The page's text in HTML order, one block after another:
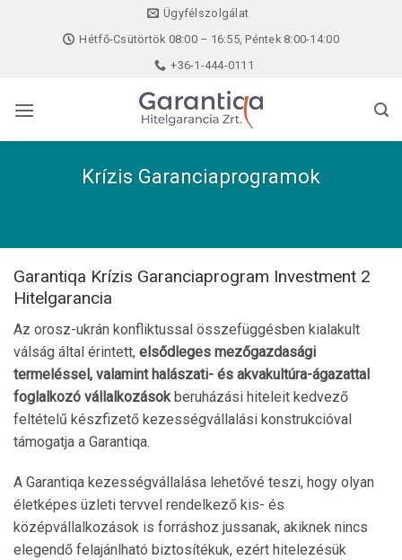
Ügyfélszolgálat
Hétfő-Csütörtök 08:00 – 16:55, Péntek 8:00-14:00
+36-1-444-0111
Krízis Garanciaprogramok
Garantiqa Krízis Garanciaprogram Investment 2
Hitelgarancia
Az orosz-ukrán konfliktussal összefüggésben kialakult
válság által érintett, elsődleges mezőgazdasági
termeléssel, valamint halászati- és akvakultúra-ágazattal
foglalkozó vállalkozások beruházási hiteleit kedvező
feltételű készfizető kezességvállalási konstrukcióval
támogatja a Garantiqa.
A Garantiqa kezességvállalása lehetővé teszi, hogy olyan
életképes üzleti tervvel rendelkező kis- és
középvállalkozások is forráshoz jussanak, akiknek nincs
elegendő felajánlható biztosítékuk, ezért hitelezésük